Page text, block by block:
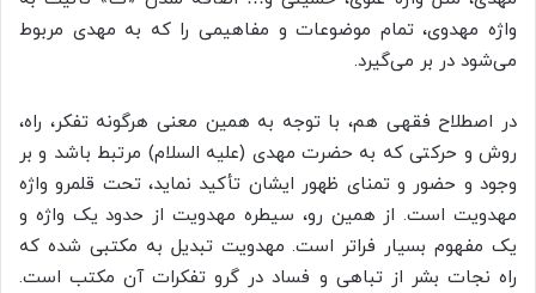
واژه مهدوی، تمام موضوعات و مفاهیمی را که به مهدی مربوط
می‌شود در بر می‌گیرد.
در اصطلاح فقهی هم، با توجه به همین معنی هرگونه تفکر، راه،
روش و حرکتی که به حضرت مهدی (علیه السلام) مرتبط باشد و بر
وجود و حضور و تمنای ظهور ایشان تأکید نماید، تحت قلمرو واژه
مهدویت است. از همین رو، سیطره مهدویت از حدود یک واژه و
یک مفهوم بسیار فراتر است. مهدویت تبدیل به مکتبی شده که
راه نجات بشر از تباهی و فساد در گرو تفکرات آن مکتب است.